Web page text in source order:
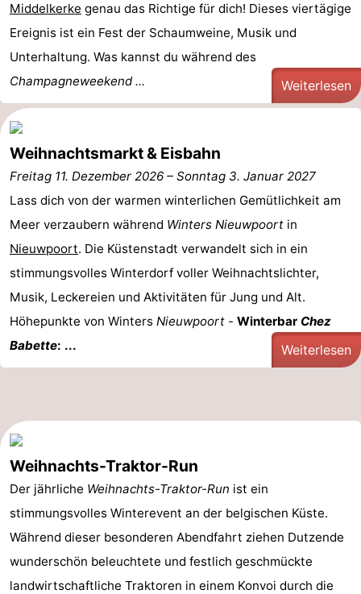
Middelkerke genau das Richtige für dich! Dieses viertägige
Ereignis ist ein Fest der Schaumweine, Musik und
Unterhaltung. Was kannst du während des
Champagneweekend ...
Weiterlesen
Weihnachtsmarkt & Eisbahn
Freitag 11. Dezember 2026 – Sonntag 3. Januar 2027
Lass dich von der warmen winterlichen Gemütlichkeit am
Meer verzaubern während Winters Nieuwpoort in
Nieuwpoort. Die Küstenstadt verwandelt sich in ein
stimmungsvolles Winterdorf voller Weihnachtslichter,
Musik, Leckereien und Aktivitäten für Jung und Alt.
Höhepunkte von Winters Nieuwpoort - Winterbar Chez
Babette: ... Weiterlesen
Weihnachts-Traktor-Run
Der jährliche Weihnachts-Traktor-Run ist ein
stimmungsvolles Winterevent an der belgischen Küste.
Während dieser besonderen Abendfahrt ziehen Dutzende
wunderschön beleuchtete und festlich geschmückte
landwirtschaftliche Traktoren in einem Konvoi durch die